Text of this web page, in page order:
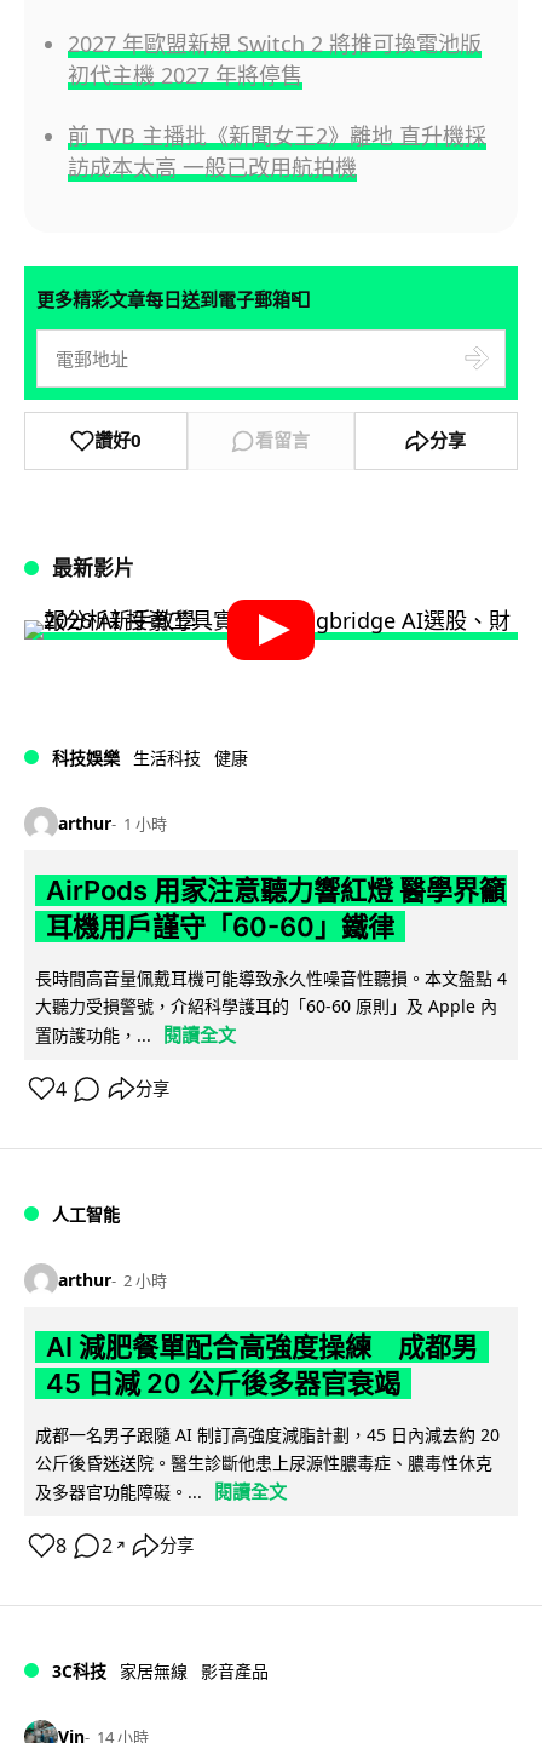
2027 年歐盟新規 Switch 2 將推可換電池版
初代主機 2027 年將停售
前 TVB 主播批《新聞女王2》離地 直升機採
訪成本太高 一般已改用航拍機
更多精彩文章每日送到電子郵箱📮
讚好0 看留言 分享
最新影片
科技娛樂 生活科技 健康
arthur 1 小時
AirPods 用家注意聽力響紅燈 醫學界籲
耳機用戶謹守「60-60」鐵律
長時間高音量佩戴耳機可能導致永久性噪音性聽損。本文盤點 4
大聽力受損警號，介紹科學護耳的「60-60 原則」及 Apple 內
置防護功能，...
閱讀全文
4 分享
人工智能
arthur 2 小時
AI 減肥餐單配合高強度操練 成都男
45 日減 20 公斤後多器官衰竭
成都一名男子跟隨 AI 制訂高強度減脂計劃，45 日內減去約 20
公斤後昏迷送院。醫生診斷他患上尿源性膿毒症、膿毒性休克
及多器官功能障礙。...
閱讀全文
8 2 ↗ 分享
3C科技 家居無線 影音產品
Vin 14 小時